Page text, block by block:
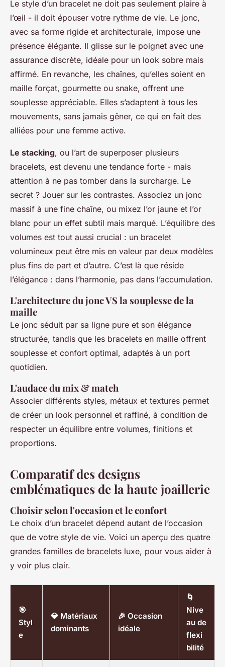
Le style d’un bracelet ne doit pas seulement plaire à
l’œil - il doit épouser votre rythme de vie. Le jonc,
avec sa forme rigide et architecturale, impose une
présence élégante. Il glisse sur le poignet avec une
assurance discrète, idéale pour un look sobre mais
affirmé. En revanche, les chaînes, qu’elles soient en
maille forçat, gourmette ou snake, offrent une
souplesse appréciable. Elles s’adaptent à tous les
mouvements, sans jamais gêner, ce qui en fait des
alliées pour une femme active.
Le stacking, ou l’art de superposer plusieurs
bracelets, est devenu une tendance forte - mais
attention à ne pas tomber dans la surcharge. Le
secret ? Jouer sur les contrastes. Associez un jonc
massif à une fine chaîne, ou mixez l’or jaune et l’or
blanc pour un effet subtil mais marqué. L’équilibre des
volumes est tout aussi crucial : un bracelet
volumineux peut être mis en valeur par deux modèles
plus fins de part et d’autre. C’est là que réside
l’élégance : dans l’harmonie, pas dans l’accumulation.
L'architecture du jonc VS la souplesse de la
maille
Le jonc séduit par sa ligne pure et son élégance
structurée, tandis que les bracelets en maille offrent
souplesse et confort optimal, adaptés à un port
quotidien.
L'audace du mix & match
Associer différents styles, métaux et textures permet
de créer un look personnel et raffiné, à condition de
respecter un équilibre entre volumes, finitions et
proportions.
Comparatif des designs
emblématiques de la haute joaillerie
Choisir selon l'occasion et le confort
Le choix d’un bracelet dépend autant de l’occasion
que de votre style de vie. Voici un aperçu des quatre
grandes familles de bracelets luxe, pour vous aider à
y voir plus clair.
🎯
Styl
e
💎 Matériaux
dominants
🎉 Occasion
idéale
🌀
Nive
au de
flexi
bilité